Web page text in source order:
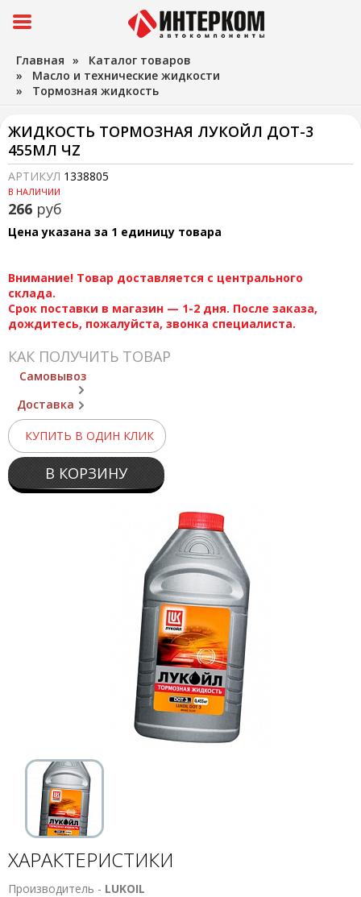
Главная » Каталог товаров
» Масло и технические жидкости
» Тормозная жидкость
ЖИДКОСТЬ ТОРМОЗНАЯ ЛУКОЙЛ ДОТ-3
455МЛ ЧZ
АРТИКУЛ 1338805
В НАЛИЧИИ
266 руб
Цена указана за 1 единицу товара
Внимание! Товар доставляется с центрального
склада.
Срок поставки в магазин — 1-2 дня. После заказа,
дождитесь, пожалуйста, звонка специалиста.
КАК ПОЛУЧИТЬ ТОВАР
Самовывоз
Доставка
КУПИТЬ В ОДИН КЛИК
В КОРЗИНУ
ХАРАКТЕРИСТИКИ
Производитель - LUKOIL